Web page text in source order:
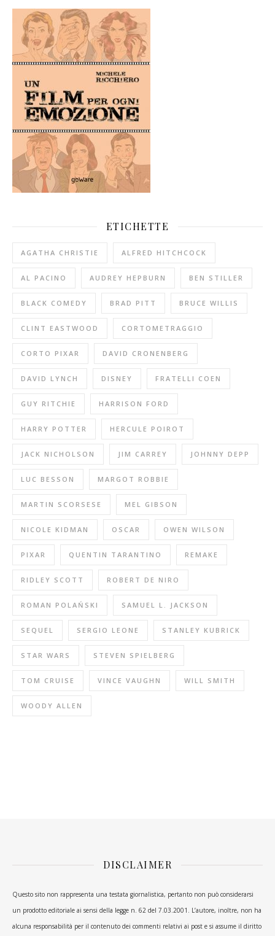
ETICHETTE
AGATHA CHRISTIE ALFRED HITCHCOCK
AL PACINO AUDREY HEPBURN BEN STILLER
BLACK COMEDY BRAD PITT BRUCE WILLIS
CLINT EASTWOOD CORTOMETRAGGIO
CORTO PIXAR DAVID CRONENBERG
DAVID LYNCH DISNEY FRATELLI COEN
GUY RITCHIE HARRISON FORD
HARRY POTTER HERCULE POIROT
JACK NICHOLSON JIM CARREY JOHNNY DEPP
LUC BESSON MARGOT ROBBIE
MARTIN SCORSESE MEL GIBSON
NICOLE KIDMAN OSCAR OWEN WILSON
PIXAR QUENTIN TARANTINO REMAKE
RIDLEY SCOTT ROBERT DE NIRO
ROMAN POLAŃSKI SAMUEL L. JACKSON
SEQUEL SERGIO LEONE STANLEY KUBRICK
STAR WARS STEVEN SPIELBERG
TOM CRUISE VINCE VAUGHN WILL SMITH
WOODY ALLEN
DISCLAIMER
Questo sito non rappresenta una testata giornalistica, pertanto non può considerarsi
un prodotto editoriale ai sensi della legge n. 62 del 7.03.2001. L’autore, inoltre, non ha
alcuna responsabilità per il contenuto dei commenti relativi ai post e si assume il diritto